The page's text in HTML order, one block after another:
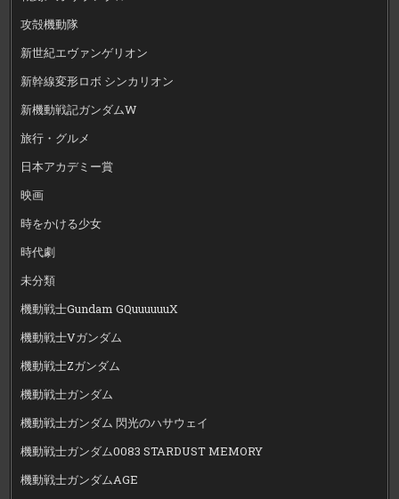
攻殻機動隊
新世紀エヴァンゲリオン
新幹線変形ロボ シンカリオン
新機動戦記ガンダムW
旅行・グルメ
日本アカデミー賞
映画
時をかける少女
時代劇
未分類
機動戦士Gundam GQuuuuuuX
機動戦士Vガンダム
機動戦士Zガンダム
機動戦士ガンダム
機動戦士ガンダム 閃光のハサウェイ
機動戦士ガンダム0083 STARDUST MEMORY
機動戦士ガンダムAGE